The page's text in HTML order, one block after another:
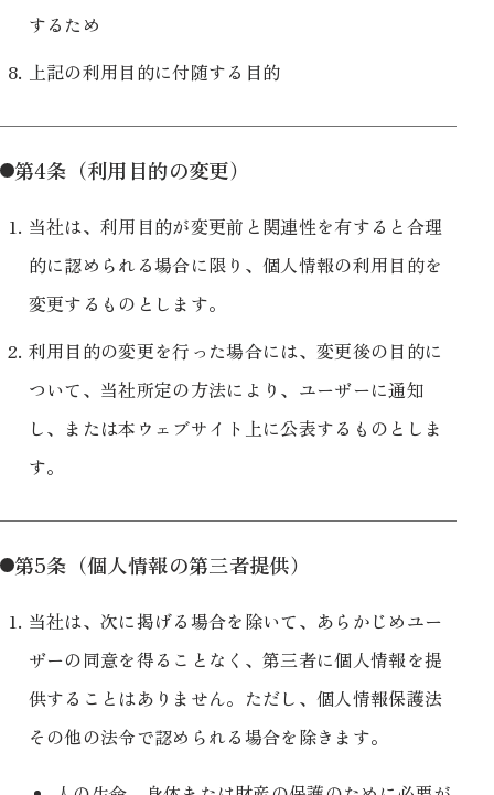
するため
上記の利用目的に付随する目的
第4条（利用目的の変更）
当社は、利用目的が変更前と関連性を有すると合理
的に認められる場合に限り、個人情報の利用目的を
変更するものとします。
利用目的の変更を行った場合には、変更後の目的に
ついて、当社所定の方法により、ユーザーに通知
し、または本ウェブサイト上に公表するものとしま
す。
第5条（個人情報の第三者提供）
当社は、次に掲げる場合を除いて、あらかじめユー
ザーの同意を得ることなく、第三者に個人情報を提
供することはありません。ただし、個人情報保護法
その他の法令で認められる場合を除きます。